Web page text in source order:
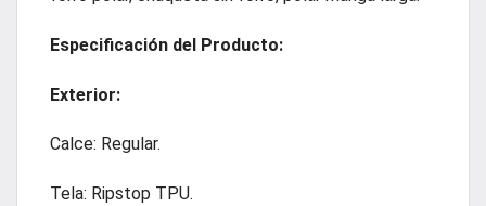
Especificación del Producto:
Exterior:
Calce: Regular.
Tela: Ripstop TPU.